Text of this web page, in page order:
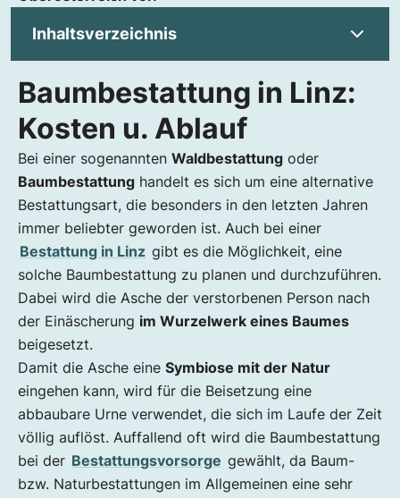
Inhaltsverzeichnis
Baumbestattung in Linz: Kosten u. Ablauf
Vorteile einer Baumbestattung
Baumbestattungskosten nach Baumart
Blumenschmuck und Leichenschmaus
Bestattungswälder in Linz
Baumbestattung und Bestattungsvorsorge
Baumbestattung in Linz:
Kosten u. Ablauf
Bei einer sogenannten Waldbestattung oder
Baumbestattung handelt es sich um eine alternative
Bestattungsart, die besonders in den letzten Jahren
immer beliebter geworden ist. Auch bei einer
Bestattung in Linz gibt es die Möglichkeit, eine
solche Baumbestattung zu planen und durchzuführen.
Dabei wird die Asche der verstorbenen Person nach
der Einäscherung im Wurzelwerk eines Baumes
beigesetzt.
Damit die Asche eine Symbiose mit der Natur
eingehen kann, wird für die Beisetzung eine
abbaubare Urne verwendet, die sich im Laufe der Zeit
völlig auflöst. Auffallend oft wird die Baumbestattung
bei der Bestattungsvorsorge gewählt, da Baum-
bzw. Naturbestattungen im Allgemeinen eine sehr